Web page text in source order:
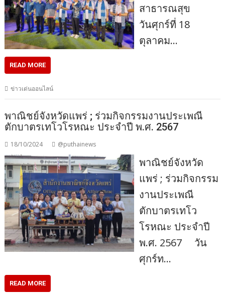
สาธารณสุข
วันศุกร์ที่ 18
ตุลาคม…
READ MORE
ข่าวเด่นออนไลน์
พาณิชย์จังหวัดแพร่ ; ร่วมกิจกรรมงานประเพณี
ตักบาตรเทโวโรหณะ ประจำปี พ.ศ. 2567
18/10/2024 @puthainews
พาณิชย์จังหวัด
แพร่ ; ร่วมกิจกรรม
งานประเพณี
ตักบาตรเทโว
โรหณะ ประจำปี
พ.ศ. 2567 วัน
ศุกร์ท…
READ MORE